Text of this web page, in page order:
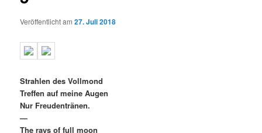
Veröffentlicht am27. Juli 2018
Strahlen des Vollmond
Treffen auf meine Augen
Nur Freudentränen.
—
The rays of full moon